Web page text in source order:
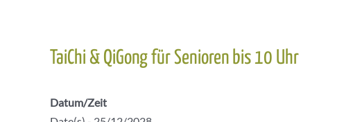
TaiChi & QiGong für Senioren bis 10 Uhr
Datum/Zeit